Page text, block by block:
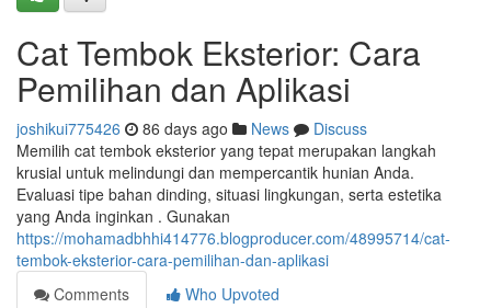
Cat Tembok Eksterior: Cara
Pemilihan dan Aplikasi
joshikui775426 86 days ago News
Discuss
Memilih cat tembok eksterior yang tepat merupakan langkah
krusial untuk melindungi dan mempercantik hunian Anda.
Evaluasi tipe bahan dinding, situasi lingkungan, serta estetika
yang Anda inginkan . Gunakan
https://mohamadbhhi414776.blogproducer.com/48995714/cat-
tembok-eksterior-cara-pemilihan-dan-aplikasi
Comments
Who Upvoted